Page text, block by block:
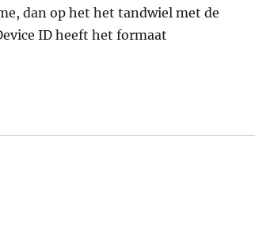
dan op het het tandwiel met de
ID heeft het formaat